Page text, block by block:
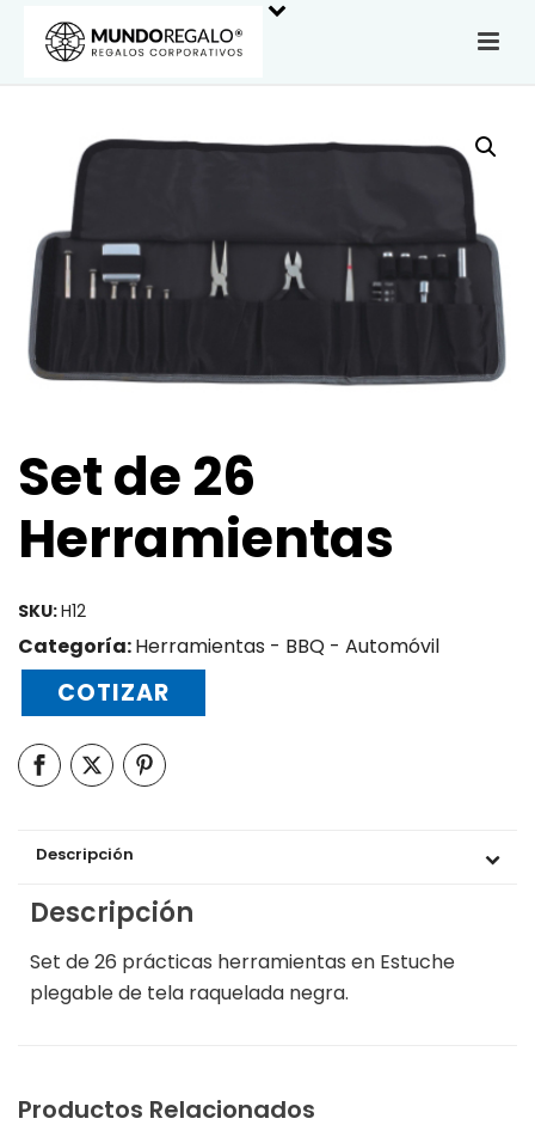
Set de 26
Herramientas
SKU:H12
Categoría:Herramientas - BBQ - Automóvil
COTIZAR
Descripción
Descripción
Set de 26 prácticas herramientas en Estuche
plegable de tela raquelada negra.
Productos Relacionados